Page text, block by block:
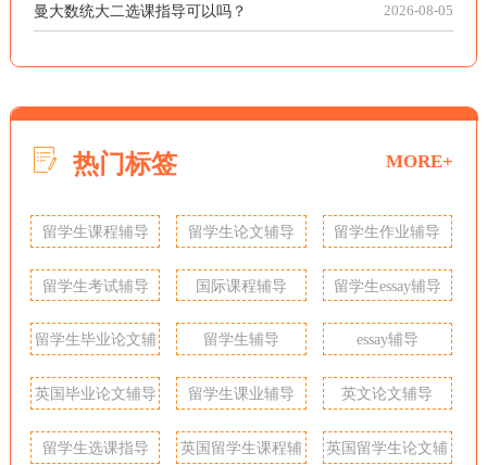
曼大数统大二选课指导可以吗？ 2026-08-05
热门标签 MORE+
留学生课程辅导 留学生论文辅导 留学生作业辅导
留学生考试辅导 国际课程辅导 留学生essay辅导
留学生毕业论文辅
留学生辅导 essay辅导
英国毕业论文辅导 留学生课业辅导 英文论文辅导
留学生选课指导 英国留学生课程辅 英国留学生论文辅